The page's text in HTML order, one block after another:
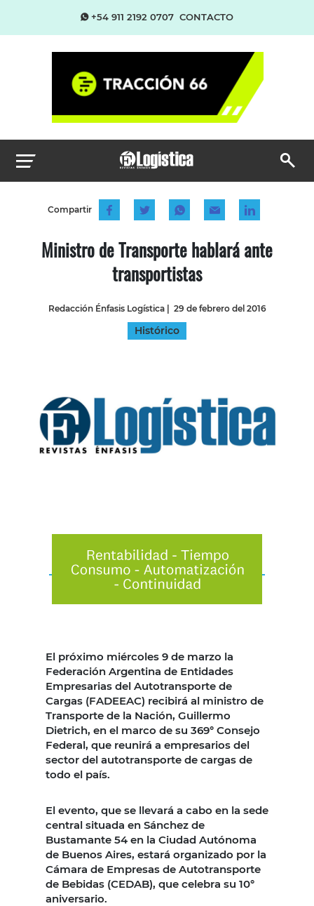
+54 911 2192 0707 CONTACTO
Compartir
Ministro de Transporte hablará ante
transportistas
Redacción Énfasis Logística| 29 de febrero del 2016
Histórico
El próximo miércoles 9 de marzo la
Federación Argentina de Entidades
Empresarias del Autotransporte de
Cargas (FADEEAC) recibirá al ministro de
Transporte de la Nación, Guillermo
Dietrich, en el marco de su 369° Consejo
Federal, que reunirá a empresarios del
sector del autotransporte de cargas de
todo el país.
El evento, que se llevará a cabo en la sede
central situada en Sánchez de
Bustamante 54 en la Ciudad Autónoma
de Buenos Aires, estará organizado por la
Cámara de Empresas de Autotransporte
de Bebidas (CEDAB), que celebra su 10°
aniversario.